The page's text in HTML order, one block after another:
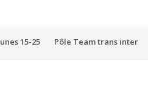
15-25 Pôle Team trans inter